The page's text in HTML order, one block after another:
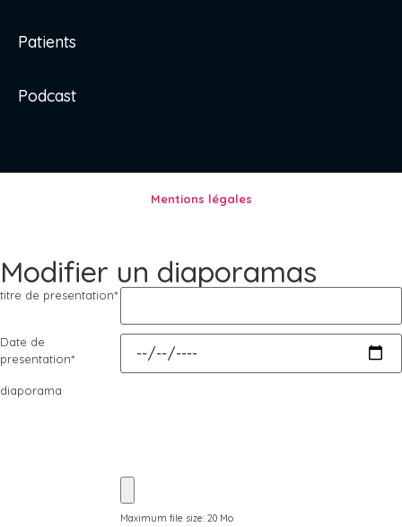
Patients
Podcast
Mentions légales
Modifier un diaporamas
titre de presentation*
Date de
presentation*
diaporama
Maximum file size: 20 Mo